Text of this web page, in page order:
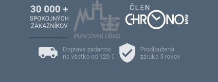
Doprava zadarmo
na všetko od 120 €
Prodloužená
záruka 5 rokov